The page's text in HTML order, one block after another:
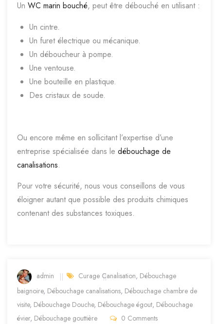
Un WC marin bouché, peut être débouché en utilisant :
Un cintre.
Un furet électrique ou mécanique.
Un déboucheur à pompe.
Une ventouse.
Une bouteille en plastique.
Des cristaux de soude.
Ou encore même en sollicitant l’expertise d’une
entreprise spécialisée dans le débouchage de
canalisations.
Pour votre sécurité, nous vous conseillons de vous
éloigner autant que possible des produits chimiques
contenant des substances toxiques.
admin Curage Canalisation, Débouchage
baignoire, Débouchage canalisations, Débouchage chambre de
visite, Débouchage Douche, Débouchage égout, Débouchage
évier, Débouchage gouttière 0 Comments